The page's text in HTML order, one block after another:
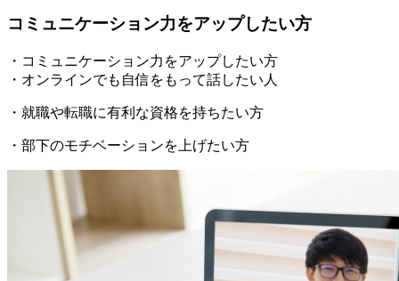
コミュニケーション力をアップしたい方
・コミュニケーション力をアップしたい方
・オンラインでも自信をもって話したい人
・就職や転職に有利な資格を持ちたい方
・部下のモチベーションを上げたい方